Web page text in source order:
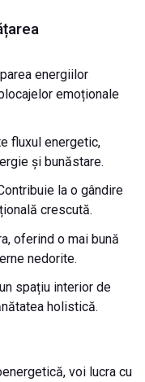
energiilor
emoționale
fluxul energetic,
și bunăstare.
la o gândire
crescută.
oferind o mai bună
nedorite.
spațiu interior de
holistică.
voi lucra cu